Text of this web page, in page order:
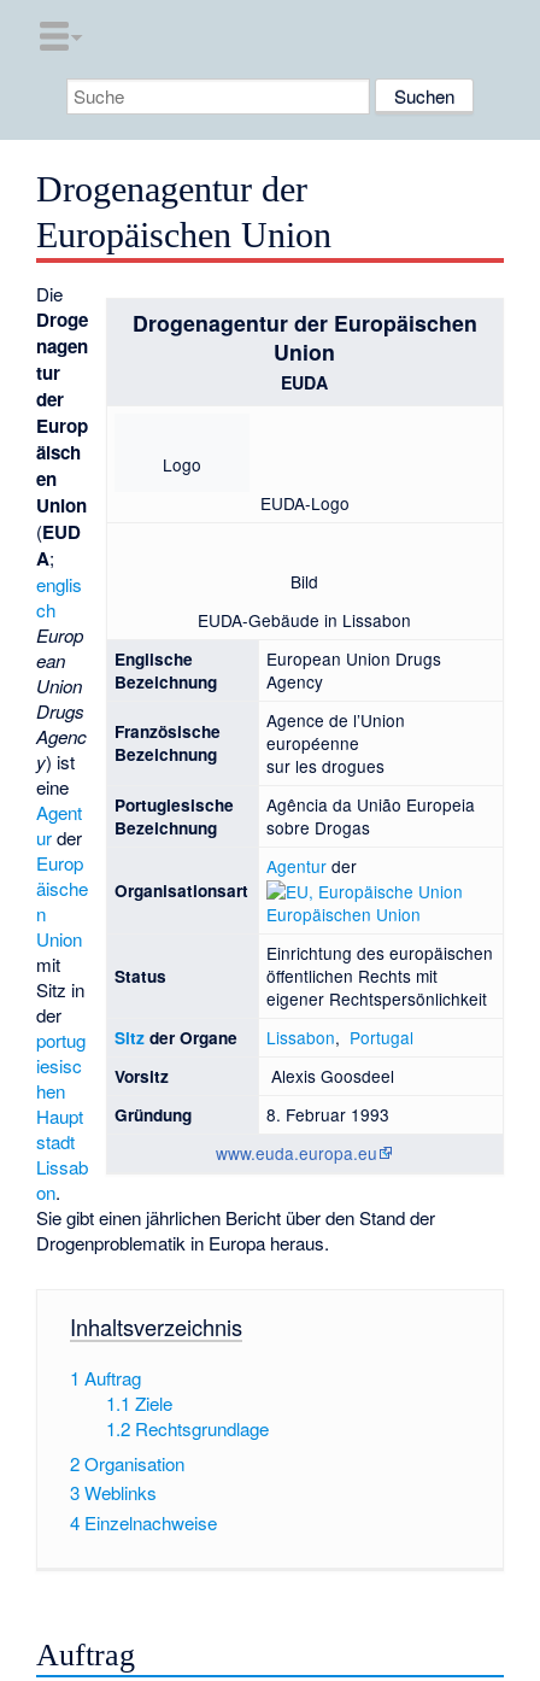
Drogenagentur der
Europäischen Union
Drogenagentur der Europäischen
Union
EUDA
Logo
EUDA-Logo
Bild
EUDA-Gebäude in Lissabon
Englische
Bezeichnung
European Union Drugs
Agency
Französische
Bezeichnung
Agence de l’Union
européenne
sur les drogues
Portugiesische
Bezeichnung
Agência da União Europeia
sobre Drogas
Organisationsart
Agentur der
Europäischen Union
Status
Einrichtung des europäischen
öffentlichen Rechts mit
eigener Rechtspersönlichkeit
Sitz der Organe Lissabon, Portugal
Vorsitz Alexis Goosdeel
Gründung
8. Februar 1993
www.euda.europa.eu
Die
Droge
nagen
tur
der
Europ
äisch
en
Union
(EUD
A;
englis
ch
Europ
ean
Union
Drugs
Agenc
y) ist
eine
Agent
urder
Europ
äische
n
Union
mit
Sitz in
der
portug
iesisc
hen
Haupt
stadt
Lissab
on.
Sie gibt einen jährlichen Bericht über den Stand der
Drogenproblematik in Europa heraus.
Inhaltsverzeichnis
1 Auftrag
1.1 Ziele
1.2 Rechtsgrundlage
2Organisation
3Weblinks
4 Einzelnachweise
Auftrag